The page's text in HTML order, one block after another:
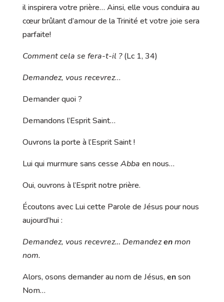
il inspirera votre prière… Ainsi, elle vous conduira au
cœur brûlant d’amour de la Trinité et votre joie sera
parfaite!
Comment cela se fera-t-il ?(Lc 1, 34)
Demandez, vous recevrez…
Demander quoi ?
Demandons l’Esprit Saint…
Ouvrons la porte à l’Esprit Saint !
Lui qui murmure sans cesse Abba en nous…
Oui, ouvrons à l’Esprit notre prière.
Écoutons avec Lui cette Parole de Jésus pour nous
aujourd’hui :
Demandez, vous recevrez… Demandezenmon
nom.
Alors, osons demander au nom de Jésus,enson
Nom…